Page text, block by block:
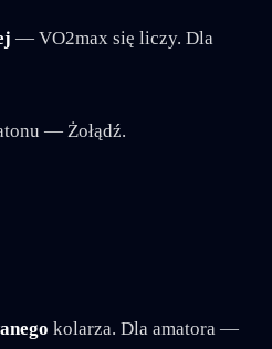
— VO2max się liczy. Dla
— Żołądź.
kolarza. Dla amatora —